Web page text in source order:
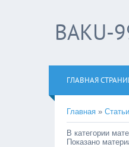
BAKU-
ГЛАВНАЯ
Главная » Статьи
В категории
Показано